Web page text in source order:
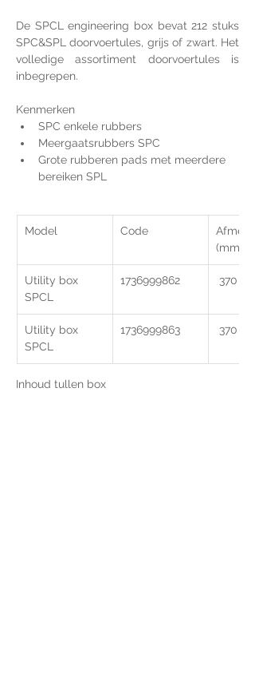
De SPCL engineering box bevat 212 stuks
SPC&SPL doorvoertules, grijs of zwart. Het
volledige assortiment doorvoertules is
inbegrepen.
Kenmerken
SPC enkele rubbers
Meergaatsrubbers SPC
Grote rubberen pads met meerdere
bereiken SPL
Model Code
(mm)
Utility box
SPCL
1736999862 370 x
Utility box
SPCL
1736999863 370 x
Inhoud tullen box